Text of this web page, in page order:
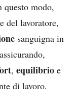
questo modo,
del lavoratore,
sanguigna in
, equilibrio e
di lavoro.